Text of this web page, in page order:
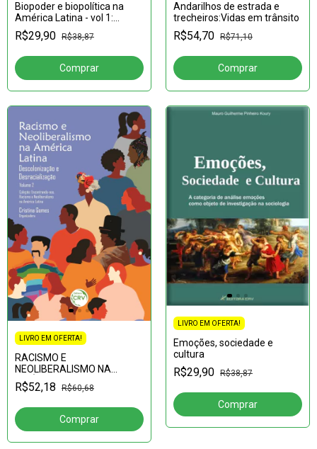
Biopoder e biopolítica na
América Latina - vol 1:
colonização, escravidão,
racismo e eugenismo
R$29,90 R$38,87
Andarilhos de estrada e
trecheiros:Vidas em trânsito
R$54,70 R$71,10
LIVRO EM OFERTA!
RACISMO E
NEOLIBERALISMO NA
AMÉRICA
LATINA:Descolonização e
desracializaçãoColeção:Encontrando-
nos. Racismo e Neoliberal
R$52,18 R$60,68
LIVRO EM OFERTA!
Emoções, sociedade e
cultura
R$29,90 R$38,87